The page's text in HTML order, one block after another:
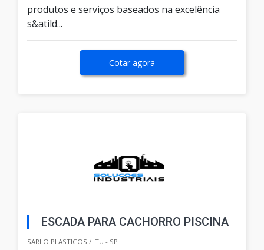
produtos e serviços baseados na excelência
s&atild...
Cotar agora
ESCADA PARA CACHORRO PISCINA
SARLO PLASTICOS / ITU - SP